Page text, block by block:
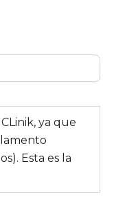
ya que
Esta es la